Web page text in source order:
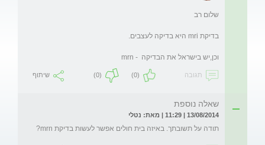
וכן,יש בישראל את הבדיקה  - mrn
תגובה (0)
(0) שיתוף
שאלה נוספת
13/08/2014 | 11:29 | מאת: נטלי
תודה על תשובתך. באיזה בית חולים אפשר לעשות בדיקת mrn?